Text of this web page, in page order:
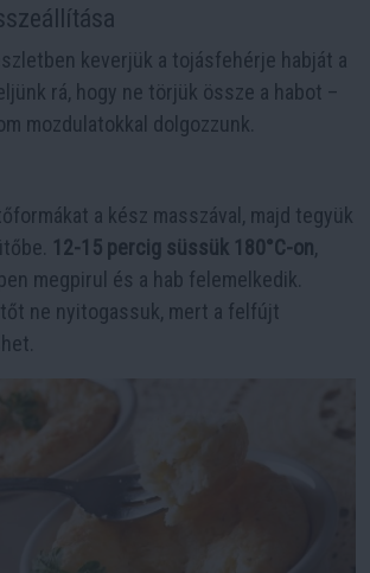
keverjük a tojásfehérje habját a
rá, hogy ne törjük össze a habot –
mozdulatokkal dolgozzunk.
a kész masszával, majd tegyük
12-15 percig süssük 180°C-on,
megpirul és a hab felemelkedik.
ne nyitogassuk, mert a felfújt